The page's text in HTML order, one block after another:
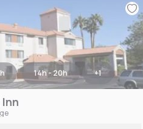
14h - 20h +1